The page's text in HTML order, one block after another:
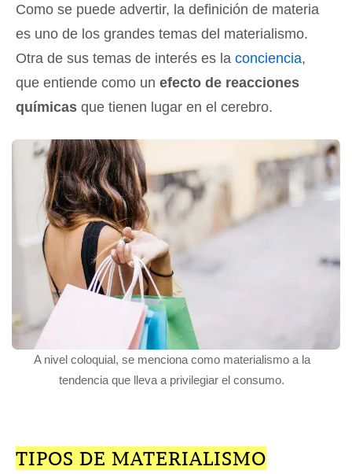
Como se puede advertir, la definición de materia
es uno de los grandes temas del materialismo.
Otra de sus temas de interés es la conciencia,
que entiende como un efecto de reacciones
químicas que tienen lugar en el cerebro.
A nivel coloquial, se menciona como materialismo a la
tendencia que lleva a privilegiar el consumo.
TIPOS DE MATERIALISMO